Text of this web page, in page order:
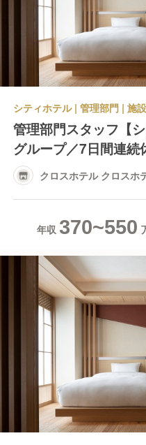
管理部門スタッフ【
グループ／7日間連続
クロスホテル クロスホ
年収 370~550